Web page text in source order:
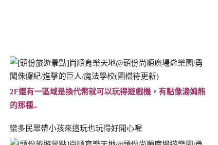
2F還有一區域是換代幣就可以玩得遊戲機，有點像湯姆熊
的那種..
蠻多民眾帶小孩來這玩也玩得好開心喔